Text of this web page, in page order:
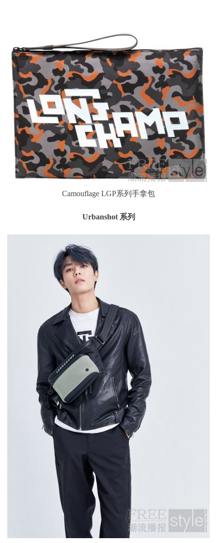
Camouflage LGP系列手拿包
Urbanshot 系列